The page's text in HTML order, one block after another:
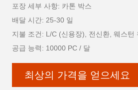
포장 세부 사항: 카톤 박스
배달 시간: 25-30 일
지불 조건: L/C (신용장), 전신환, 웨스턴
공급 능력: 10000 PC / 달
최상의 가격을 얻으세요